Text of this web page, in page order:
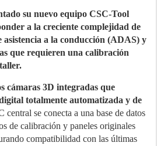
su nuevo equipo CSC-Tool
a la creciente complejidad de
asistencia a la conducción (ADAS) y
que requieren una calibración
cámaras 3D integradas que
totalmente automatizada y de
central se conecta a una base de datos
de calibración y paneles originales
compatibilidad con las últimas